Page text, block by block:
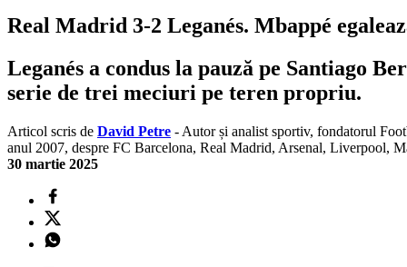
Real Madrid 3-2 Leganés. Mbappé
Leganés a condus la pauză pe Santiago
serie de trei meciuri pe teren propriu.
Articol scris de David Petre - Autor și analist sportiv, fondatorul
anul 2007, despre FC Barcelona, Real Madrid, Arsenal, Liverpool,
30 martie 2025